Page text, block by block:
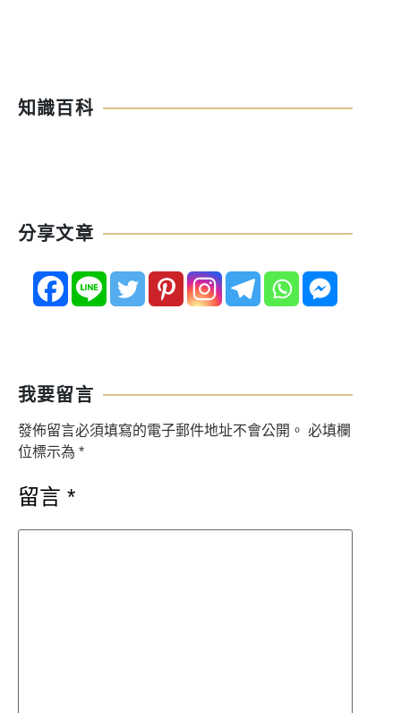
知識百科
分享文章
我要留言
發佈留言必須填寫的電子郵件地址不會公開。 必填欄
位標示為 *
留言 *